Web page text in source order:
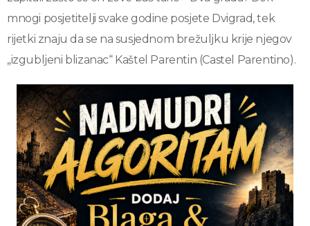
mnogi posjetitelji svake godine posjete Dvigrad, tek
rijetki znaju da se na susjednom brežuljku krije njegov
„izgubljeni blizanac“ Kaštel Parentin (Castel Parentino).